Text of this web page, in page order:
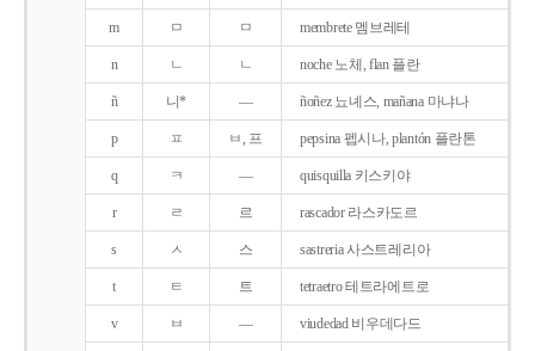
m ㅁ ㅁ membrete 멤브레테
n ㄴ ㄴ noche 노체, flan 플란
ñ 니* ― ñoñez 뇨녜스, mañana 마냐나
p ㅍ ㅂ, 프 pepsina 펩시나, plantón 플란톤
q ㅋ ― quisquilla 키스키야
r ㄹ 르 rascador 라스카도르
s ㅅ 스 sastreria 사스트레리아
t ㅌ 트 tetraetro 테트라에트로
v ㅂ ― viudedad 비우데다드